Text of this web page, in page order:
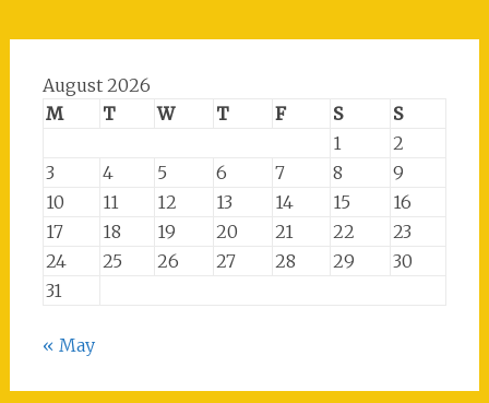
August 2026
M
T W T F S
S
1
2
3
4 5 6 7 8
9
10
11 12 13 14 15
16
17
18 19 20 21 22
23
24
25 26 27 28 29
30
31
« May